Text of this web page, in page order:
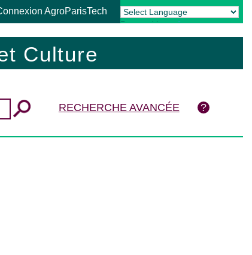
AgroParisTech
Powered by Translate
Culture
RECHERCHE AVANCÉE